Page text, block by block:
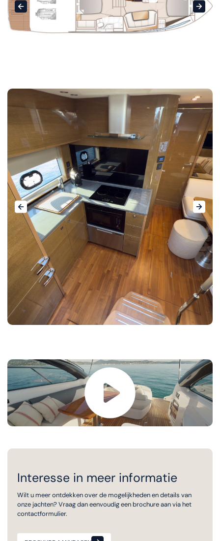
Interesse in meer informatie
Wilt u meer ontdekken over de mogelijkheden en details van
onze jachten? Vraag dan eenvoudig een brochure aan via het
contactformulier.